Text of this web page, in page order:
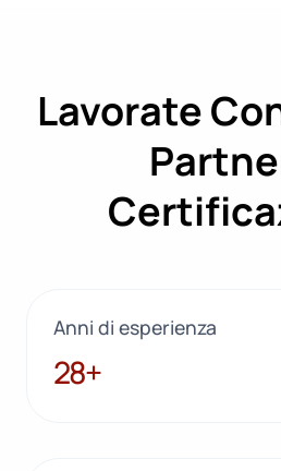
Lavorate
Anni di esperienza
28+
28+